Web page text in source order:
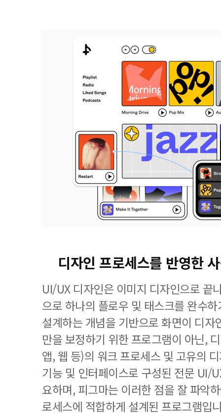
디자인 프로세스를 반영한
UI/UX 디자인은 이미지 디자인으로 끝
으로 하나의 플로우 및 태스크를 완수
설계하는 개념을 기반으로 화면이 디자
만을 보정하기 위한 프로그램이 아닌,
앱, 웹 등)의 워크 프로세스 및 고유의
기능 및 인터페이스로 구성된 전문 UI/
요하며, 피그마는 이러한 점을 잘 파악
로세스에 적합하게 설계된 프로그램입